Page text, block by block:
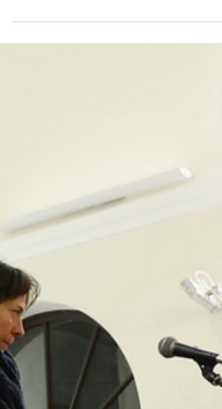
Javában zajlik a 2025 augusztusára tervezett civil